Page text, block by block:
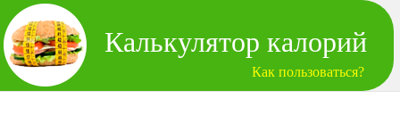
Калькулятор калорий
Как пользоваться?